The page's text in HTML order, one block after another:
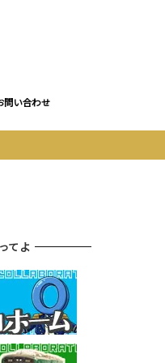
問い合わせ
てよ